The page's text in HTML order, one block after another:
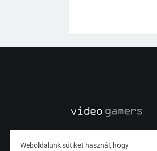
Weboldalunk sütiket használ, hogy